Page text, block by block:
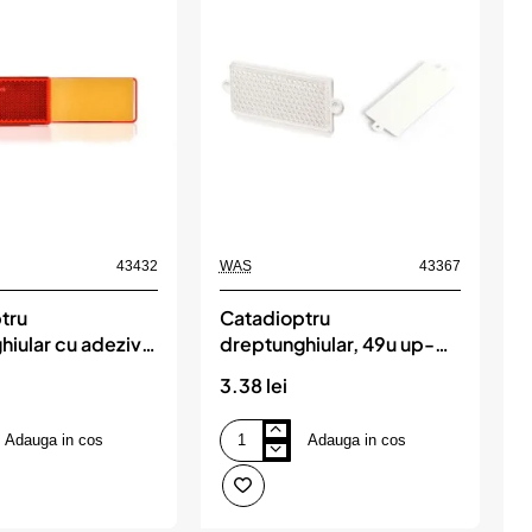
43432
cu adeziv,
Adauga in cos
WAS 43367
Catadioptru
dreptunghiular, 49u up-
3.38 lei
Catadioptru
dreptunghiular,
49u
up-
Adauga in cos